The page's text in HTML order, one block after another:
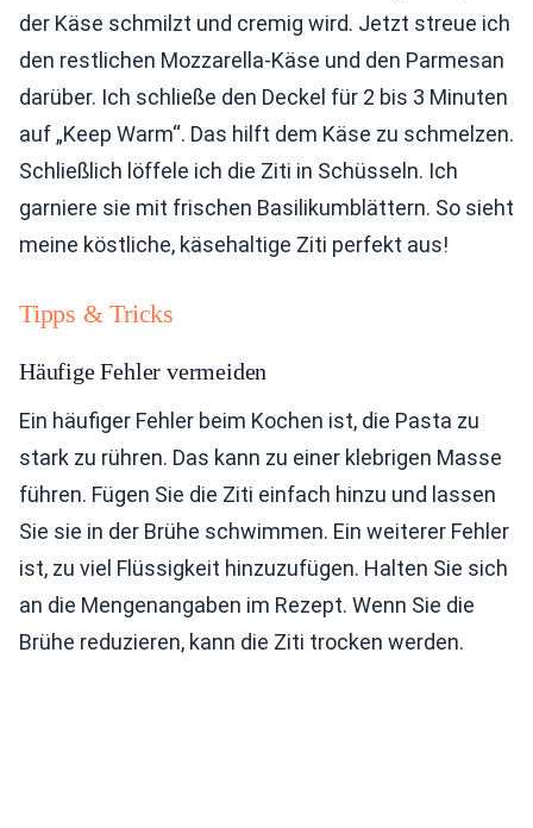
der Käse schmilzt und cremig wird. Jetzt streue ich
den restlichen Mozzarella-Käse und den Parmesan
darüber. Ich schließe den Deckel für 2 bis 3 Minuten
auf „Keep Warm“. Das hilft dem Käse zu schmelzen.
Schließlich löffele ich die Ziti in Schüsseln. Ich
garniere sie mit frischen Basilikumblättern. So sieht
meine köstliche, käsehaltige Ziti perfekt aus!
Tipps & Tricks
Häufige Fehler vermeiden
Ein häufiger Fehler beim Kochen ist, die Pasta zu
stark zu rühren. Das kann zu einer klebrigen Masse
führen. Fügen Sie die Ziti einfach hinzu und lassen
Sie sie in der Brühe schwimmen. Ein weiterer Fehler
ist, zu viel Flüssigkeit hinzuzufügen. Halten Sie sich
an die Mengenangaben im Rezept. Wenn Sie die
Brühe reduzieren, kann die Ziti trocken werden.